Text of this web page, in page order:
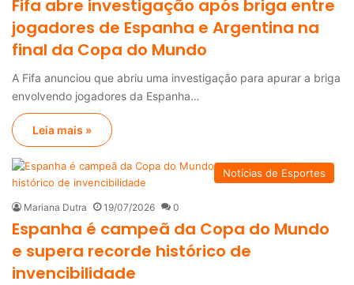
Fifa abre investigação após briga entre
jogadores de Espanha e Argentina na
final da Copa do Mundo
A Fifa anunciou que abriu uma investigação para apurar a briga
envolvendo jogadores da Espanha…
Leia mais »
Notícias de Esportes
Mariana Dutra 19/07/2026 0
Espanha é campeã da Copa do Mundo
e supera recorde histórico de
invencibilidade